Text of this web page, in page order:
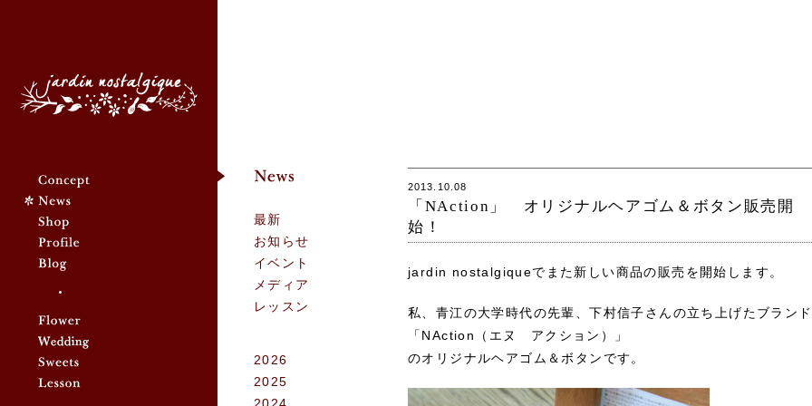
Jardin nostalgique - ジ
ャルダン ノスタルジック
最新
お知らせ
イベント
メディア
レッスン
2026
2025
2013.10.08
「NAction」 オリジナルヘアゴム＆ボタン販売開
始！
jardin nostalgiqueでまた新しい商品の販売を開始します。
私、青江の大学時代の先輩、下村信子さんの立ち上げたブランド
「NAction（エヌ アクション）」
のオリジナルヘアゴム＆ボタンです。